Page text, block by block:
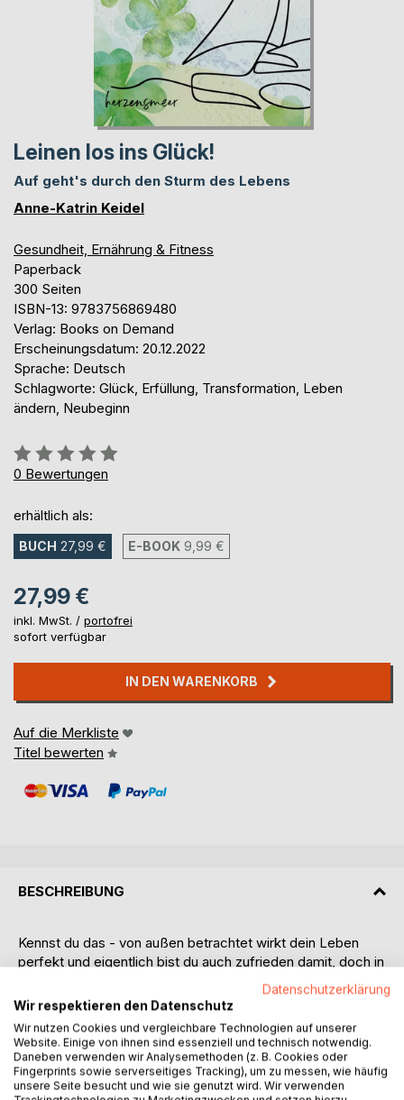
Leinen los ins Glück!
Auf geht's durch den Sturm des Lebens
Anne-Katrin Keidel
Gesundheit, Ernährung & Fitness
Paperback
300 Seiten
ISBN-13: 9783756869480
Verlag: Books on Demand
Erscheinungsdatum: 20.12.2022
Sprache: Deutsch
Schlagworte: Glück, Erfüllung, Transformation, Leben
ändern, Neubeginn
Bewertung::
0%
0 Bewertungen
erhältlich als:
BUCH 27,99 € E-BOOK 9,99 €
27,99 €
inkl. MwSt. / portofrei
sofort verfügbar
IN DEN WARENKORB
Auf die Merkliste
Titel bewerten
BESCHREIBUNG
Kennst du das - von außen betrachtet wirkt dein Leben
perfekt und eigentlich bist du auch zufrieden damit, doch in
deinem Inneren breitet sich schleichend eine
unausweichliche Leere aus und du fragst dich, ob es das
wirklich schon gewesen sein kann?
Die Autorin Anne-Katrin Keidel selbst wurde sich auf einem
Segeltörn dieser Leere bewusst. Die Zeit auf dem offenen
Meer ließ sie spüren, dass in ihr noch so viel mehr wartet
Datenschutzerklärung
Wir respektieren den Datenschutz
Wir nutzen Cookies und vergleichbare Technologien auf unserer
Website. Einige von ihnen sind essenziell und technisch notwendig.
Daneben verwenden wir Analysemethoden (z. B. Cookies oder
Fingerprints sowie serverseitiges Tracking), um zu messen, wie häufig
unsere Seite besucht und wie sie genutzt wird. Wir verwenden